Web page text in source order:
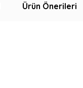
Ürün Önerileri